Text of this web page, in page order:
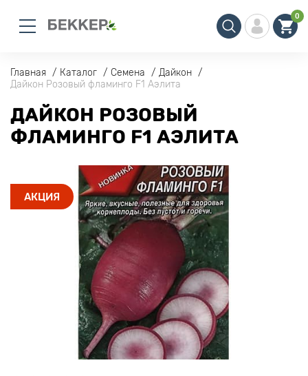
0
Главная Каталог Семена
Дайкон
Дайкон Розовый фламинго F1 Аэлита
ДАЙКОН РОЗОВЫЙ
ФЛАМИНГО F1 АЭЛИТА
АКЦИЯ